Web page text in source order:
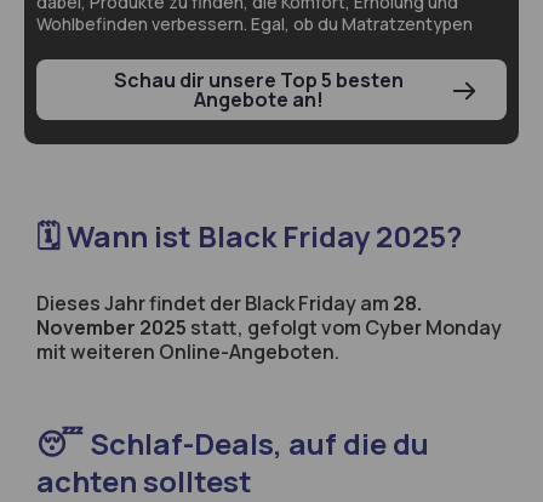
Wohlbefinden verbessern. Egal, ob du Matratzentypen
Schau dir unsere Top 5 besten
Angebote an!
🗓️ Wann ist Black Friday 2025?
Dieses Jahr findet der Black Friday am 28.
November 2025 statt, gefolgt vom Cyber Monday
mit weiteren Online-Angeboten.
😴 Schlaf-Deals, auf die du
achten solltest